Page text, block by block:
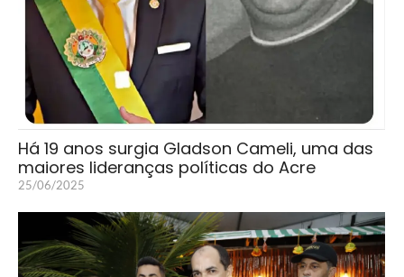
Há 19 anos surgia Gladson Cameli, uma das
maiores lideranças políticas do Acre
25/06/2025